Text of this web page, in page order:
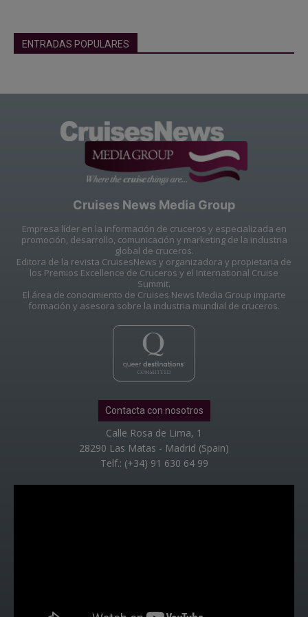
ENTRADAS POPULARES
Cruises News Media Group
Empresa líder en la información de cruceros y especializada en
promoción, desarrollo, comunicación y marketing de la industria
global de cruceros.
Editora de la revista CruisesNews y organizadora y propietaria de
los Premios Excellence de Cruceros y el International Cruise
Summit.
El área de conocimiento de Cruises News Media Group imparte
formación y asesora sobre la industria mundial de cruceros.
Contacta con nosotros
Calle Rosa de Lima, 1
28290 Las Matas - Madrid (Spain)
Telf.: (+34) 91 630 64 99